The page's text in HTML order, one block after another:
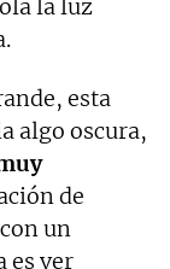
la luz
esta
algo oscura,
de
un
es ver